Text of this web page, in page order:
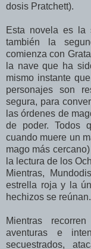
dosis Pratchett).
Esta novela es la
también la
comienza con
la nave que ha
mismo instante
personajes son
segura, para
las órdenes de
de poder. Todos
cuando muere un
mago más
la lectura de los
Mientras,
estrella roja y la
hechizos se reúnan.
Mientras
aventuras e
secuestrados,